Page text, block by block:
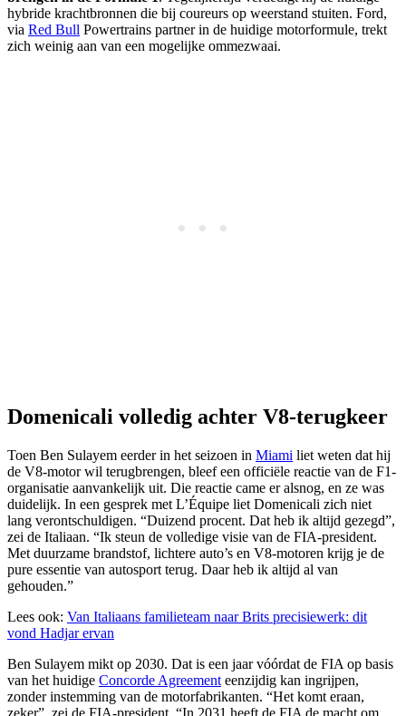
hybride krachtbronnen die bij coureurs op weerstand stuiten. Ford,
via Red Bull Powertrains partner in de huidige motorformule, trekt
zich weinig aan van een mogelijke ommezwaai.
Domenicali volledig achter V8-terugkeer
Toen Ben Sulayem eerder in het seizoen in Miami liet weten dat hij
de V8-motor wil terugbrengen, bleef een officiële reactie van de F1-
organisatie aanvankelijk uit. Die reactie came er alsnog, en ze was
duidelijk. In een gesprek met L’Équipe liet Domenicali zich niet
lang verontschuldigen. “Duizend procent. Dat heb ik altijd gezegd”,
zei de Italiaan. “Ik steun de volledige visie van de FIA-president.
Met duurzame brandstof, lichtere auto’s en V8-motoren krijg je de
pure essentie van autosport terug. Daar heb ik altijd al van
gehouden.”
Lees ook: Van Italiaans familieteam naar Brits precisiewerk: dit
vond Hadjar ervan
Ben Sulayem mikt op 2030. Dat is een jaar vóórdat de FIA op basis
van het huidige Concorde Agreement eenzijdig kan ingrijpen,
zonder instemming van de motorfabrikanten. “Het komt eraan,
zeker”, zei de FIA-president. “In 2031 heeft de FIA de macht om